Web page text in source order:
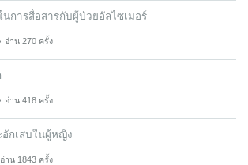
การสื่อสารกับผู้ป่วยอัลไซเมอร์
อ่าน 270 ครั้ง
อ่าน 418 ครั้ง
อักเสบในผู้หญิง
อ่าน 1843 ครั้ง